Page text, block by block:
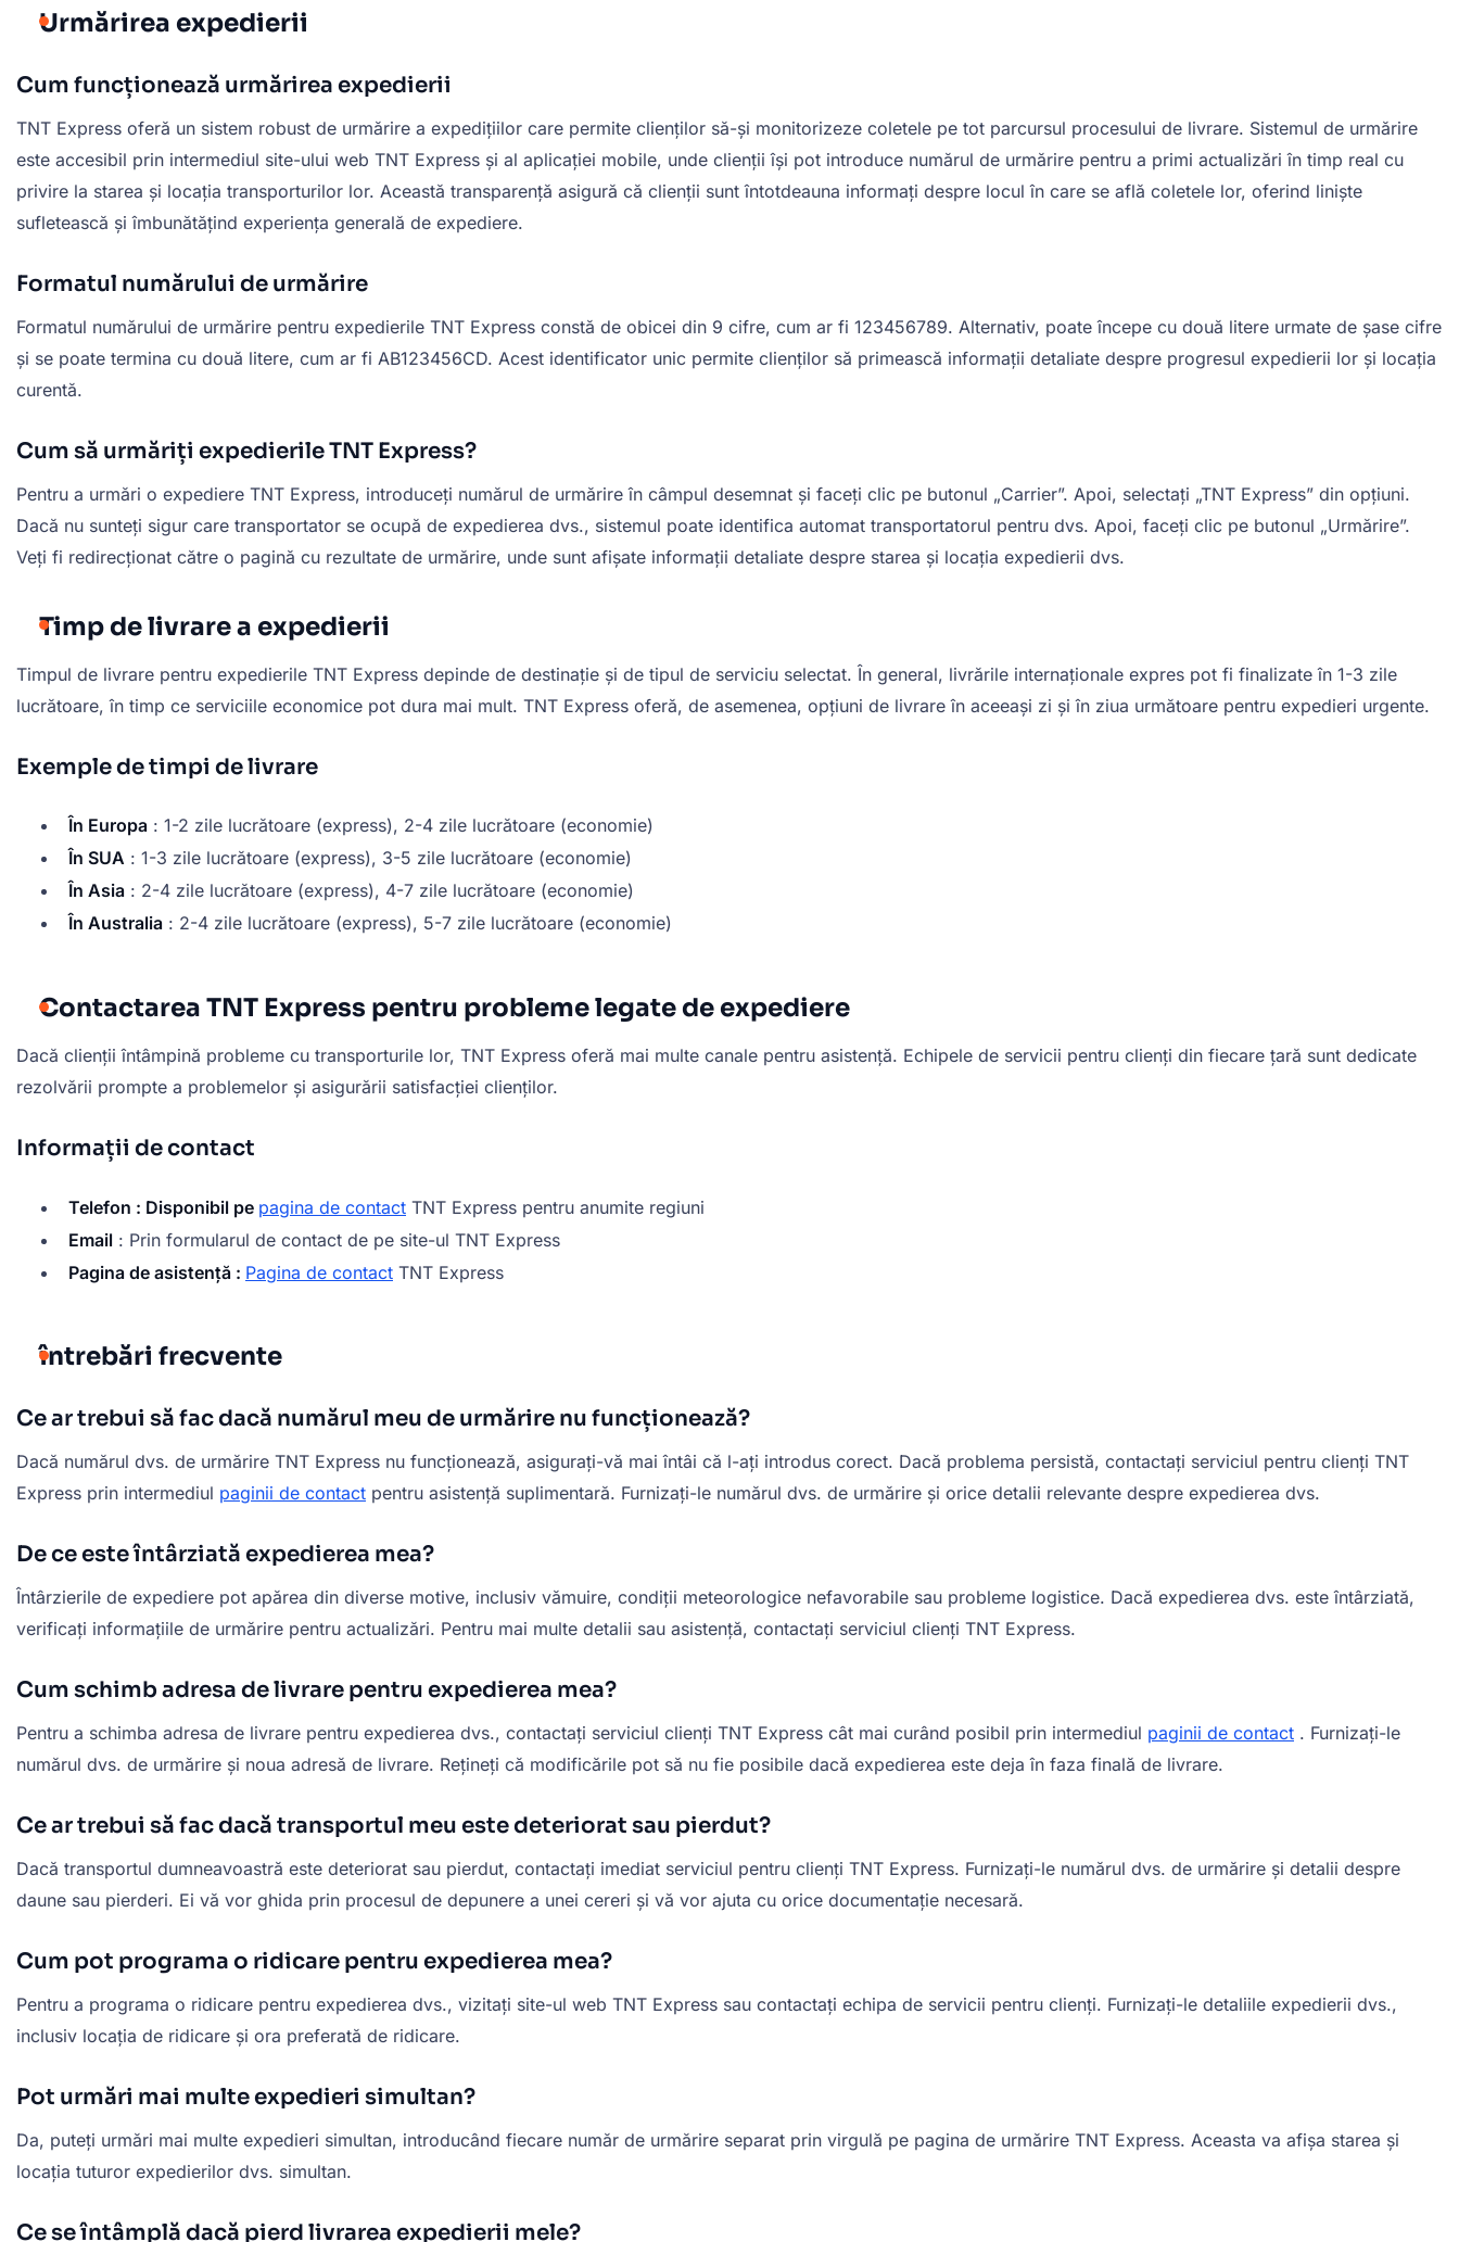
Urmărirea expedierii
Cum funcționează urmărirea expedierii
TNT Express oferă un sistem robust de urmărire a expedițiilor care permite clienților să-și monitorizeze coletele pe tot parcursul procesului de livrare. Sistemul de urmărire
este accesibil prin intermediul site-ului web TNT Express și al aplicației mobile, unde clienții își pot introduce numărul de urmărire pentru a primi actualizări în timp real cu
privire la starea și locația transporturilor lor. Această transparență asigură că clienții sunt întotdeauna informați despre locul în care se află coletele lor, oferind liniște
sufletească și îmbunătățind experiența generală de expediere.
Formatul numărului de urmărire
Formatul numărului de urmărire pentru expedierile TNT Express constă de obicei din 9 cifre, cum ar fi 123456789. Alternativ, poate începe cu două litere urmate de șase cifre
și se poate termina cu două litere, cum ar fi AB123456CD. Acest identificator unic permite clienților să primească informații detaliate despre progresul expedierii lor și locația
curentă.
Cum să urmăriți expedierile TNT Express?
Pentru a urmări o expediere TNT Express, introduceți numărul de urmărire în câmpul desemnat și faceți clic pe butonul „Carrier”. Apoi, selectați „TNT Express” din opțiuni.
Dacă nu sunteți sigur care transportator se ocupă de expedierea dvs., sistemul poate identifica automat transportatorul pentru dvs. Apoi, faceți clic pe butonul „Urmărire”.
Veți fi redirecționat către o pagină cu rezultate de urmărire, unde sunt afișate informații detaliate despre starea și locația expedierii dvs.
Timp de livrare a expedierii
Timpul de livrare pentru expedierile TNT Express depinde de destinație și de tipul de serviciu selectat. În general, livrările internaționale expres pot fi finalizate în 1-3 zile
lucrătoare, în timp ce serviciile economice pot dura mai mult. TNT Express oferă, de asemenea, opțiuni de livrare în aceeași zi și în ziua următoare pentru expedieri urgente.
Exemple de timpi de livrare
În Europa : 1-2 zile lucrătoare (express), 2-4 zile lucrătoare (economie)
În SUA : 1-3 zile lucrătoare (express), 3-5 zile lucrătoare (economie)
În Asia : 2-4 zile lucrătoare (express), 4-7 zile lucrătoare (economie)
În Australia : 2-4 zile lucrătoare (express), 5-7 zile lucrătoare (economie)
Contactarea TNT Express pentru probleme legate de expediere
Dacă clienții întâmpină probleme cu transporturile lor, TNT Express oferă mai multe canale pentru asistență. Echipele de servicii pentru clienți din fiecare țară sunt dedicate
rezolvării prompte a problemelor și asigurării satisfacției clienților.
Informații de contact
Telefon : Disponibil pe pagina de contact TNT Express pentru anumite regiuni
Email : Prin formularul de contact de pe site-ul TNT Express
Pagina de asistență : Pagina de contact TNT Express
întrebări frecvente
Ce ar trebui să fac dacă numărul meu de urmărire nu funcționează?
Dacă numărul dvs. de urmărire TNT Express nu funcționează, asigurați-vă mai întâi că l-ați introdus corect. Dacă problema persistă, contactați serviciul pentru clienți TNT
Express prin intermediul paginii de contact pentru asistență suplimentară. Furnizați-le numărul dvs. de urmărire și orice detalii relevante despre expedierea dvs.
De ce este întârziată expedierea mea?
Întârzierile de expediere pot apărea din diverse motive, inclusiv vămuire, condiții meteorologice nefavorabile sau probleme logistice. Dacă expedierea dvs. este întârziată,
verificați informațiile de urmărire pentru actualizări. Pentru mai multe detalii sau asistență, contactați serviciul clienți TNT Express.
Cum schimb adresa de livrare pentru expedierea mea?
Pentru a schimba adresa de livrare pentru expedierea dvs., contactați serviciul clienți TNT Express cât mai curând posibil prin intermediul paginii de contact . Furnizați-le
numărul dvs. de urmărire și noua adresă de livrare. Rețineți că modificările pot să nu fie posibile dacă expedierea este deja în faza finală de livrare.
Ce ar trebui să fac dacă transportul meu este deteriorat sau pierdut?
Dacă transportul dumneavoastră este deteriorat sau pierdut, contactați imediat serviciul pentru clienți TNT Express. Furnizați-le numărul dvs. de urmărire și detalii despre
daune sau pierderi. Ei vă vor ghida prin procesul de depunere a unei cereri și vă vor ajuta cu orice documentație necesară.
Cum pot programa o ridicare pentru expedierea mea?
Pentru a programa o ridicare pentru expedierea dvs., vizitați site-ul web TNT Express sau contactați echipa de servicii pentru clienți. Furnizați-le detaliile expedierii dvs.,
inclusiv locația de ridicare și ora preferată de ridicare.
Pot urmări mai multe expedieri simultan?
Da, puteți urmări mai multe expedieri simultan, introducând fiecare număr de urmărire separat prin virgulă pe pagina de urmărire TNT Express. Aceasta va afișa starea și
locația tuturor expedierilor dvs. simultan.
Ce se întâmplă dacă pierd livrarea expedierii mele?